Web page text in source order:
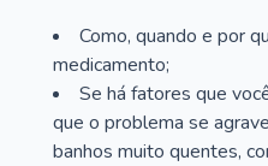
Como, quando e por
medicamento;
Se há fatores que
que o problema se
banhos muito quentes,